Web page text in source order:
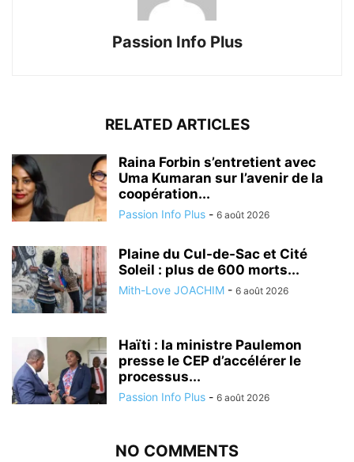
Passion Info Plus
RELATED ARTICLES
Raina Forbin s’entretient avec
Uma Kumaran sur l’avenir de la
coopération...
Passion Info Plus - 6 août 2026
Plaine du Cul-de-Sac et Cité
Soleil : plus de 600 morts...
Mith-Love JOACHIM - 6 août 2026
Haïti : la ministre Paulemon
presse le CEP d’accélérer le
processus...
Passion Info Plus - 6 août 2026
NO COMMENTS